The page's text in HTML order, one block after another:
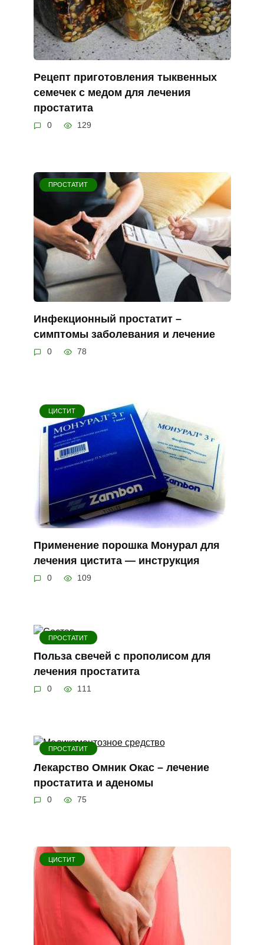
Рецепт приготовления тыквенных
семечек с медом для лечения
простатита
0 129
ПРОСТАТИТ
Инфекционный простатит –
симптомы заболевания и лечение
0 78
ЦИСТИТ
Применение порошка Монурал для
лечения цистита — инструкция
0 109
ПРОСТАТИТ
Польза свечей с прополисом для
лечения простатита
0 111
ПРОСТАТИТ
Лекарство Омник Окас – лечение
простатита и аденомы
0 75
ЦИСТИТ